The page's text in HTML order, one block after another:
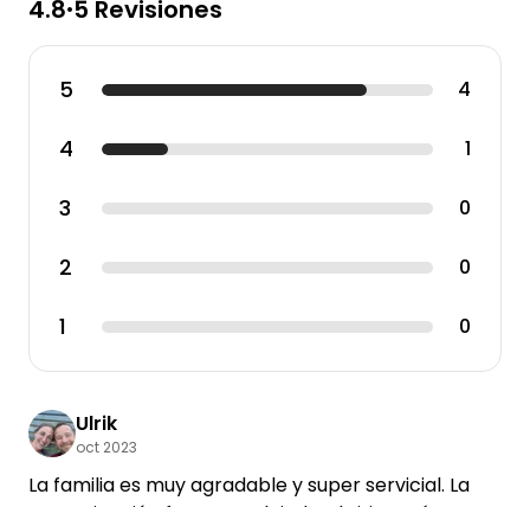
4.8•5 Revisiones
5 4
4 1
3 0
2 0
1 0
Ulrik
oct 2023
La familia es muy agradable y super servicial. La